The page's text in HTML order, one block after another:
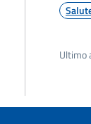
Ultimo